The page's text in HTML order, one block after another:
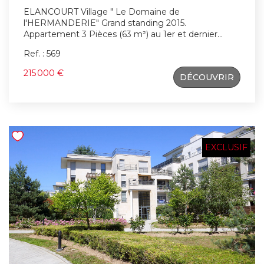
ELANCOURT Village " Le Domaine de
l'HERMANDERIE" Grand standing 2015.
Appartement 3 Pièces (63 m²) au 1er et dernier
couverte. Résidence privée . Chauffage Gaz
individuelle. Contactez Patrick Hervé , Agent
commercial (RSAC Versailles 410 891 642) pour une
Ref. : 569
215 000 €
DÉCOUVRIR
EXCLUSIF